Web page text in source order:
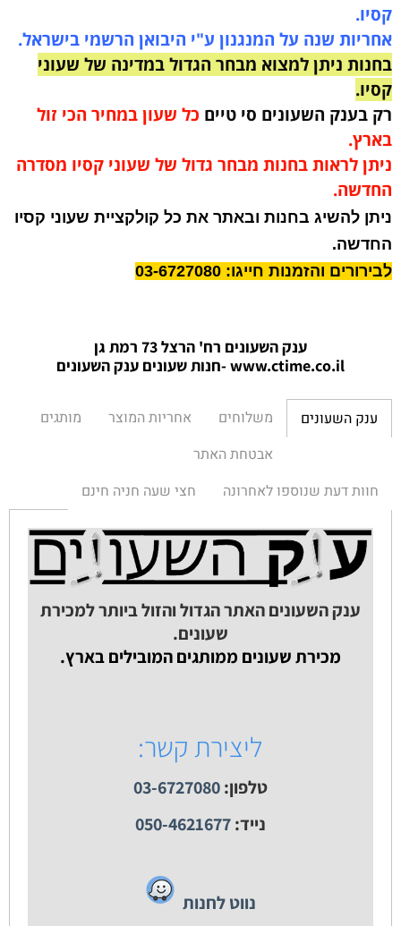
קסיו.
אחריות שנה על המנגנון ע"י היבואן הרשמי בישראל.
בחנות ניתן למצוא מבחר הגדול במדינה של שעוני
קסיו.
רק בענק השעונים סי טיים כל שעון במחיר הכי זול
בארץ.
ניתן לראות בחנות מבחר גדול של שעוני קסיו מסדרה
החדשה.
ניתן להשיג בחנות ובאתר את כל קולקציית שעוני קסיו
החדשה.
לבירורים והזמנות חייגו: 03-6727080
ענק השעונים רח' הרצל 73 רמת גן
www.ctime.co.il-חנות שעונים ענק השעונים
ענק השעונים משלוחים אחריות המוצר
מותגים
אבטחת האתר
חוות דעת שנוספו לאחרונה
חצי שעה חניה חינם
ענק השעונים האתר הגדול והזול ביותר למכירת
שעונים.
מכירת שעונים ממותגים המובילים בארץ.
ליצירת קשר:
טלפון: 03-6727080
נייד: 050-4621677
נווט לחנות